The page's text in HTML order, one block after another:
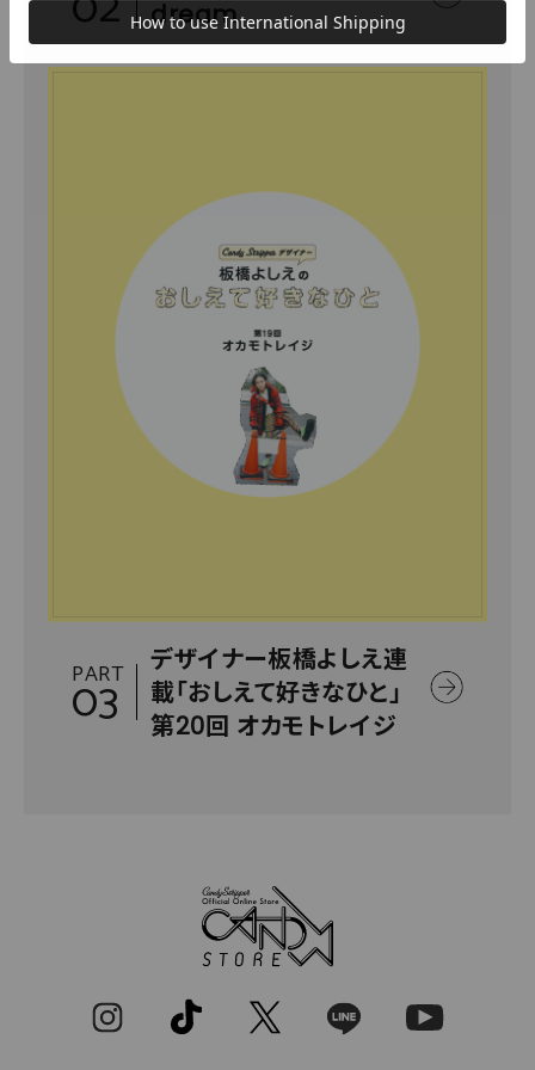
dream
PART
03
デザイナー板橋よしえ連
載「おしえて好きなひと」
第20回 オカモトレイジ